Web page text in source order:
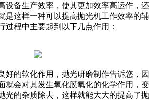
设备生产效率，使其更加效率高运作，还
是这样一种可以提高抛光机工作效率的辅
过程中主要起到以下几点作用：
好的软化作用， 抛光研磨制作告诉您，因
就会对其发生氧化膜氧化的化学作用，变
光的杂质除去，这样就能大大的提高了抛